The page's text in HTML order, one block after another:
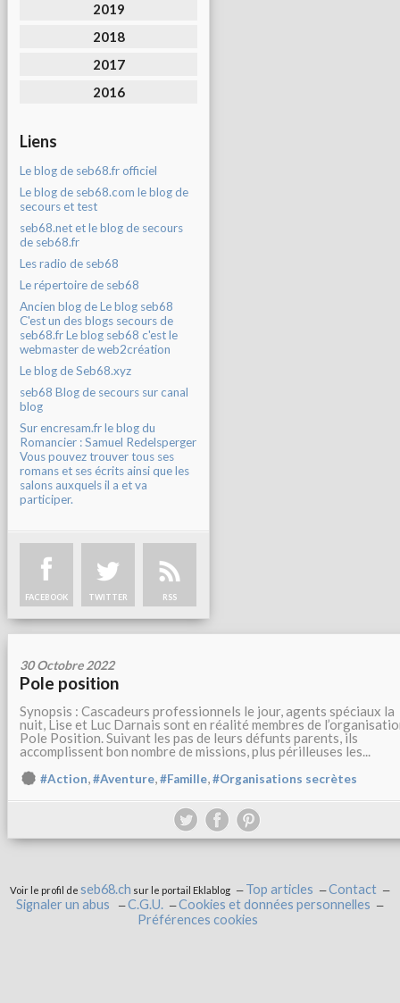
2019
2018
2017
2016
Liens
Le blog de seb68.fr officiel
Le blog de seb68.com le blog de
secours et test
seb68.net et le blog de secours
de seb68.fr
Les radio de seb68
Le répertoire de seb68
Ancien blog de Le blog seb68
C'est un des blogs secours de
seb68.fr Le blog seb68 c'est le
webmaster de web2création
Le blog de Seb68.xyz
seb68 Blog de secours sur canal
blog
Sur encresam.fr le blog du
Romancier : Samuel Redelsperger
Vous pouvez trouver tous ses
romans et ses écrits ainsi que les
salons auxquels il a et va
participer.
FACEBOOK TWITTER RSS
30 Octobre 2022
Pole position
Synopsis : Cascadeurs professionnels le jour, agents spéciaux la
nuit, Lise et Luc Darnais sont en réalité membres de
Pole Position. Suivant les pas de leurs défunts parents, ils
accomplissent bon nombre de missions, plus périlleuses les...
#Action,#Aventure,#Famille,#Organisations secrètes
Voir le profil de seb68.ch sur le portail Eklablog Top articles
Contact
Signaler un abus
C.G.U.
Cookies et données personnelles
Préférences cookies